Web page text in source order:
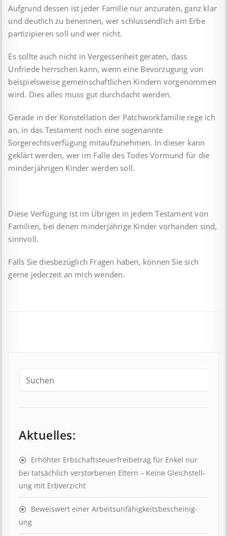
Aufgrund dessen ist jeder Familie nur anzuraten, ganz klar
und deutlich zu benennen, wer schlussendlich am Erbe
partizipieren soll und wer nicht.
Es sollte auch nicht in Vergessenheit geraten, dass
Unfriede herrschen kann, wenn eine Bevorzugung von
beispielsweise gemeinschaftlichen Kindern vorgenommen
wird. Dies alles muss gut durchdacht werden.
Gerade in der Konstellation der Patchworkfamilie rege ich
an, in das Testament noch eine sogenannte
Sorgerechtsverfügung mitaufzunehmen. In dieser kann
geklärt werden, wer im Falle des Todes Vormund für die
minderjährigen Kinder werden soll.
Diese Verfügung ist im Übrigen in jedem Testament von
Familien, bei denen minderjährige Kinder vorhanden sind,
sinnvoll.
Falls Sie diesbezüglich Fragen haben, können Sie sich
gerne jederzeit an mich wenden.
Aktuelles:
Erhöhter Erb­schaft­steuer­frei­be­trag für Enkel nur
bei tat­säch­lich ver­storb­en­en Eltern – Keine Gleich­stell­
ung mit Erb­verzicht
Beweis­wert einer Arbeits­un­fähig­keits­be­scheinig­
ung